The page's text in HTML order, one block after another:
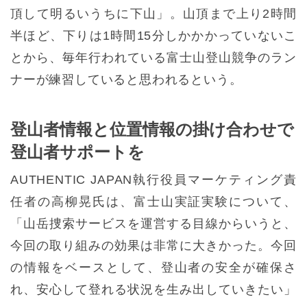
頂して明るいうちに下山」。山頂まで上り2時間
半ほど、下りは1時間15分しかかかっていないこ
とから、毎年行われている富士山登山競争のラン
ナーが練習していると思われるという。
登山者情報と位置情報の掛け合わせで
登山者サポートを
AUTHENTIC JAPAN執行役員マーケティング責
任者の高柳晃氏は、富士山実証実験について、
「山岳捜索サービスを運営する目線からいうと、
今回の取り組みの効果は非常に大きかった。今回
の情報をベースとして、登山者の安全が確保さ
れ、安心して登れる状況を生み出していきたい」